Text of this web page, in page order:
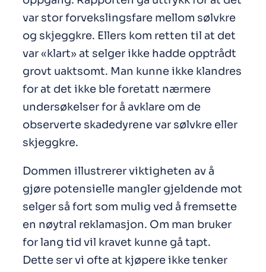
var stor forvekslingsfare mellom sølvkre
og skjeggkre. Ellers kom retten til at det
var «klart» at selger ikke hadde opptrådt
grovt uaktsomt. Man kunne ikke klandres
for at det ikke ble foretatt nærmere
undersøkelser for å avklare om de
observerte skadedyrene var sølvkre eller
skjeggkre.
Dommen illustrerer viktigheten av å
gjøre potensielle mangler gjeldende mot
selger så fort som mulig ved å fremsette
en nøytral reklamasjon. Om man bruker
for lang tid vil kravet kunne gå tapt.
Dette ser vi ofte at kjøpere ikke tenker